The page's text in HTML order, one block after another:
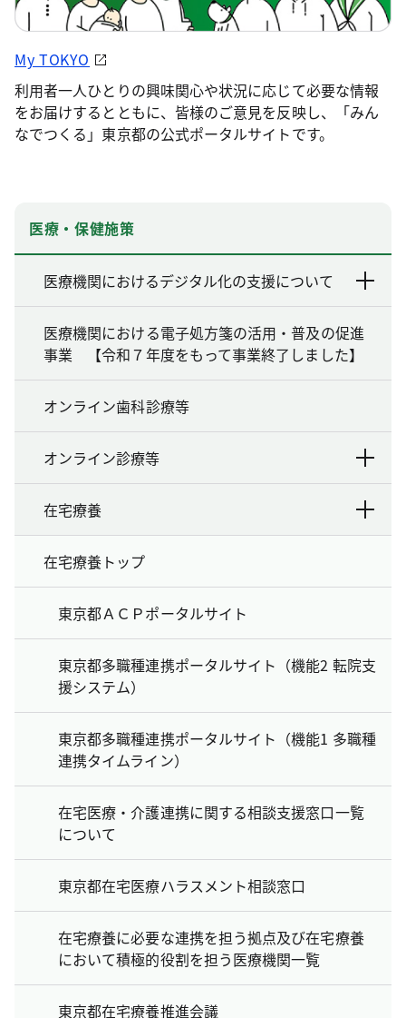
My TOKYO
利用者一人ひとりの興味関心や状況に応じて必要な情報
をお届けするとともに、皆様のご意見を反映し、「みん
なでつくる」東京都の公式ポータルサイトです。
医療・保健施策
医療機関におけるデジタル化の支援について
医療機関における電子処方箋の活用・普及の促進
事業 【令和７年度をもって事業終了しました】
オンライン歯科診療等
オンライン診療等
在宅療養
在宅療養トップ
東京都ＡＣＰポータルサイト
東京都多職種連携ポータルサイト（機能2 転院支
援システム）
東京都多職種連携ポータルサイト（機能1 多職種
連携タイムライン）
在宅医療・介護連携に関する相談支援窓口一覧
について
東京都在宅医療ハラスメント相談窓口
在宅療養に必要な連携を担う拠点及び在宅療養
において積極的役割を担う医療機関一覧
東京都在宅療養推進会議